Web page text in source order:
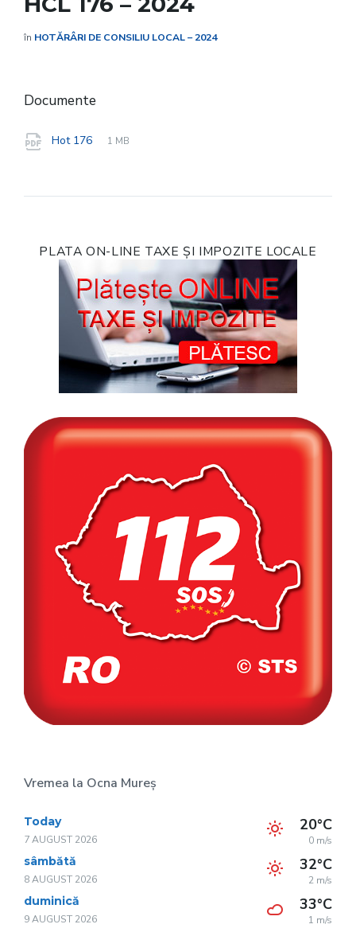
în HOTĂRÂRI DE CONSILIU LOCAL – 2024
Documente
Hot 176
File
pdf
File
1 MB
PLATA ON-LINE TAXE ȘI IMPOZITE LOCALE
Vremea la Ocna Mureș
Today
7 AUGUST 2026
20°C
0 m/s
sâmbătă
8 AUGUST 2026
32°C
2 m/s
duminică
9 AUGUST 2026
33°C
1 m/s